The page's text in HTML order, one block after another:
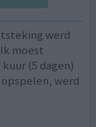
werd
moest
(5 dagen)
opspelen, werd